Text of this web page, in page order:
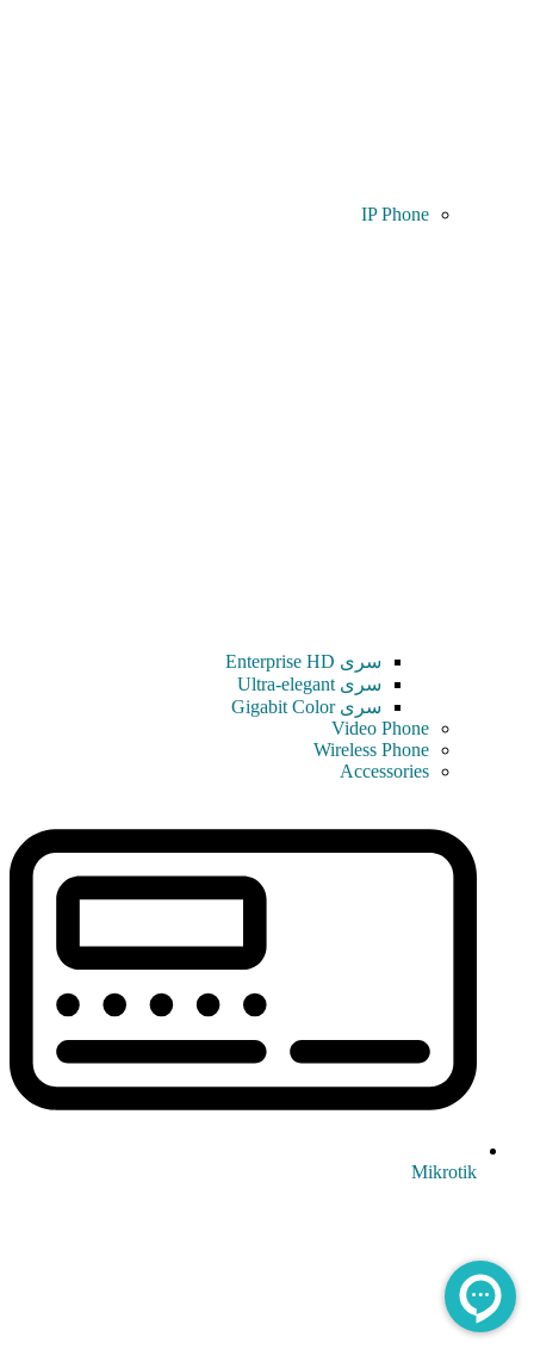
IP Phone
سری Enterprise HD
سری Ultra-elegant
سری Gigabit Color
Video Phone
Wireless Phone
Accessories
Mikrotik